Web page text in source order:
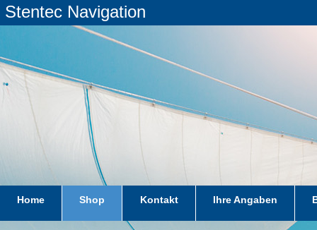
Stentec Navigation
Home Shop Kontakt Ihre Angaben